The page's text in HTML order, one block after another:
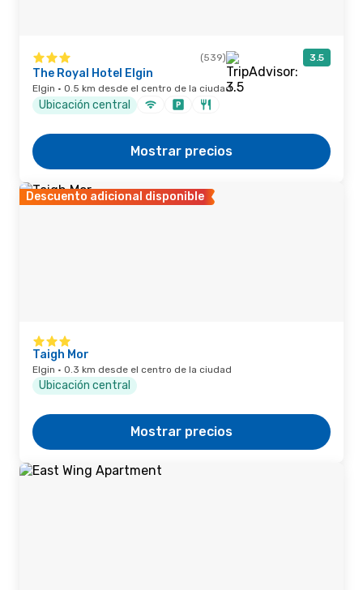
(539) 3.5
The Royal Hotel Elgin
Elgin · 0.5 km desde el centro de la ciudad
Ubicación central
Mostrar precios
Descuento adicional disponible
Taigh Mor
Elgin · 0.3 km desde el centro de la ciudad
Ubicación central
Mostrar precios